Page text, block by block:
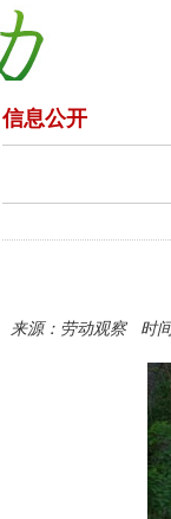
信息公开
来源：劳动观察 时